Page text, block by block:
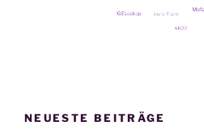
NEUESTE BEITRÄGE